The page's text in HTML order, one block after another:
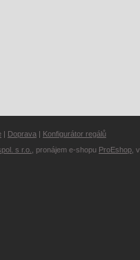
| Doprava | Konfigurátor regálů
s r.o. , pronájem e-shopu ProEshop ,